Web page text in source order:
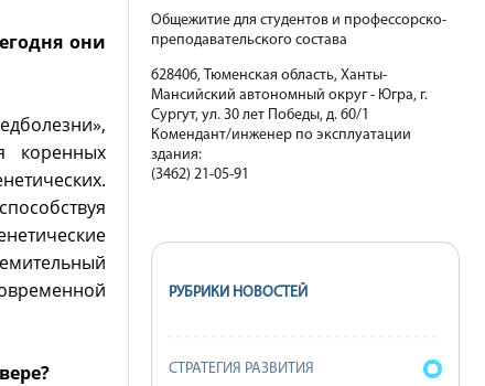
они
коренных
Общежитие для студентов и профессорско-
преподавательского состава
628406, Тюменская область, Ханты-
Мансийский автономный округ - Югра, г.
Сургут, ул. 30 лет Победы, д. 60/1
Комендант/инженер по эксплуатации
здания:
(3462) 21-05-91
РУБРИКИ НОВОСТЕЙ
СТРАТЕГИЯ РАЗВИТИЯ